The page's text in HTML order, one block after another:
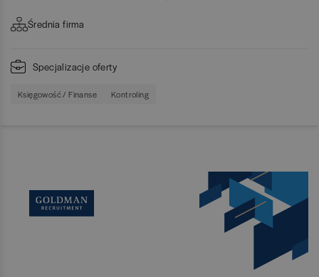
Średnia firma
Specjalizacje oferty
Księgowość / Finanse Kontroling